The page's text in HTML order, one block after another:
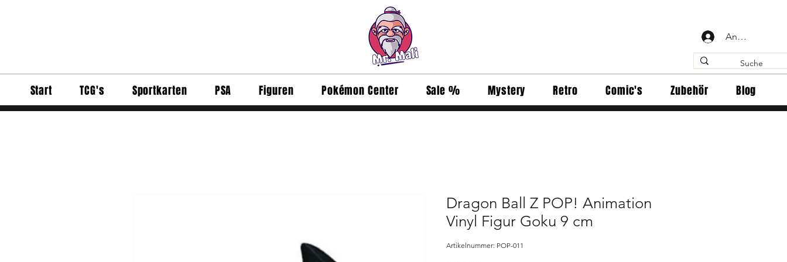
Anmelden
Start TCG's Sportkarten PSA Figuren Pokémon Center Sale % Mystery Retro Comic's Zubehör Blog
Dragon Ball Z POP! Animation
Vinyl Figur Goku 9 cm
Artikelnummer: POP-011